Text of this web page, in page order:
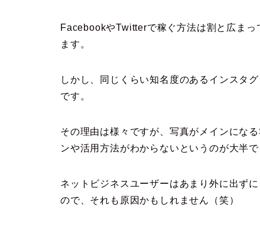
FacebookやTwitterで稼ぐ方法は割と広ま
ます。
しかし、同じくらい知名度のあるインスタ
です。
その理由は様々ですが、写真がメインにな
ンや活用方法がわからないというのが大半で
ネットビジネスユーザーはあまり外に出ず
ので、それも原因かもしれません（笑）